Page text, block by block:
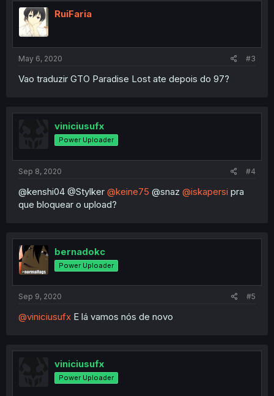
RuiFaria
May 6, 2020 #3
Vao traduzir GTO Paradise Lost ate depois do 97?
viniciusufx
Power Uploader
Sep 8, 2020 #4
@kenshi04 @Stylker @keine75 @snaz @iskapersi pra
que bloquear o upload?
bernadokc
Power Uploader
Sep 9, 2020 #5
@viniciusufx E lá vamos nós de novo
viniciusufx
Power Uploader